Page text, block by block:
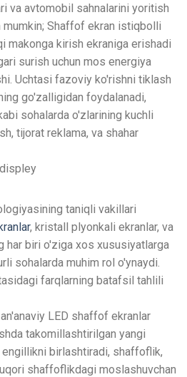
va avtomobil sahnalarini yoritish
mumkin; Shaffof ekran istiqbolli
makonga kirish ekraniga erishadi
surish uchun mos energiya
Uchtasi fazoviy ko'rishni tiklash
go'zalligidan foydalanadi,
sohalarda o'zlarining kuchli
tijorat reklama, va shahar
taniqli vakillari
, kristall plyonkali ekranlar, va
har biri o'ziga xos xususiyatlarga
sohalarda muhim rol o'ynaydi.
farqlarning batafsil tahlili
LED shaffof ekranlar
takomillashtirilgan yangi
birlashtiradi, shaffoflik,
shaffoflikdagi moslashuvchan